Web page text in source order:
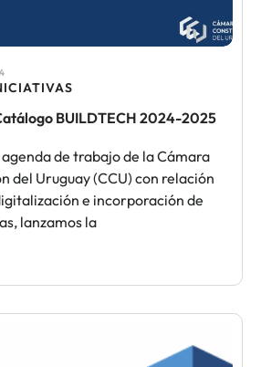
BUILDTECH 2024-2025
de trabajo de la Cámara
del Uruguay (CCU) con relación
e incorporación de
lanzamos la